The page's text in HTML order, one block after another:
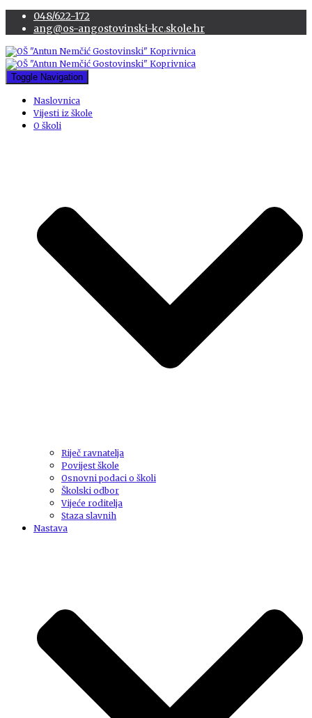
048/622-172
ang@os-angostovinski-kc.skole.hr
Toggle Navigation
Naslovnica
Vijesti iz škole
O školi
Riječ ravnatelja
Povijest škole
Osnovni podaci o školi
Školski odbor
Vijeće roditelja
Staza slavnih
Nastava